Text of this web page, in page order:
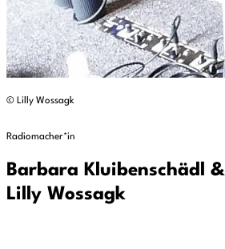
© Lilly Wossagk
Radiomacher*in
Barbara Kluibenschädl &
Lilly Wossagk